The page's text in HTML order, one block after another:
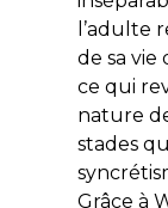
l’adulte
de sa
ce qui
nature
stades
Grâce à